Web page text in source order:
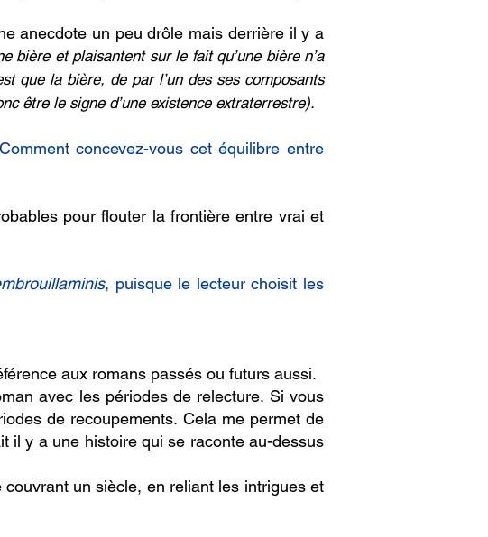
anecdote un peu drôle mais derrière il y a
bière et plaisantent sur le fait qu’une bière n’a
que la bière, de par l’un des ses composants
être le signe d’une existence extraterrestre).
concevez-vous cet équilibre entre
pour flouter la frontière entre vrai et
, puisque le lecteur choisit les
aux romans passés ou futurs aussi.
avec les périodes de relecture. Si vous
de recoupements. Cela me permet de
il y a une histoire qui se raconte au-dessus
couvrant un siècle, en reliant les intrigues et